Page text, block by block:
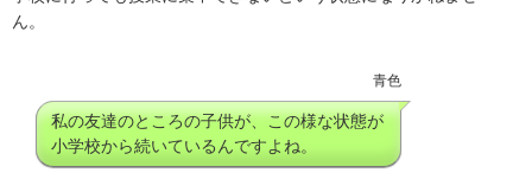
ん。
青色
私の友達のところの子供が、この様な状態が
小学校から続いているんですよね。